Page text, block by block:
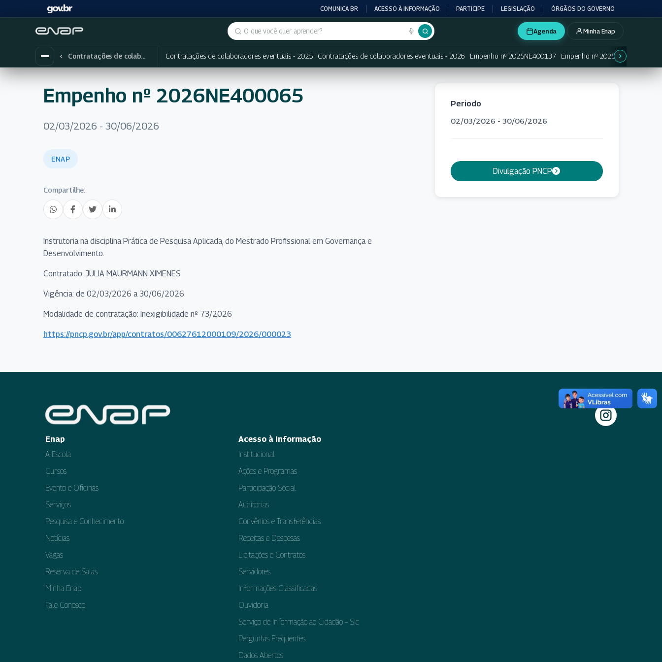
COMUNICA BR ACESSO À INFORMAÇÃO PARTICIPE LEGISLAÇÃO ÓRGÃOS DO GOVERNO
Buscar no portal
Agenda Minha Enap
Contratações de colaboradores eventuais Contratações de colaboradores eventuais - 2025 Contratações de colaboradores eventuais - 2026 Empenho nº 2025NE400137 Empenho nº 2025NE400138
Empenho nº 2026NE400065
02/03/2026 - 30/06/2026
ENAP
Compartilhe:
Instrutoria na disciplina Prática de Pesquisa Aplicada, do Mestrado Profissional em Governança e
Desenvolvimento.
Contratado: JULIA MAURMANN XIMENES
Vigência: de 02/03/2026 a 30/06/2026
Modalidade de contratação: Inexigibilidade nº 73/2026
https://pncp.gov.br/app/contratos/00627612000109/2026/000023
Periodo
02/03/2026 - 30/06/2026
Divulgação PNCP
Enap
A Escola
Cursos
Evento e Oficinas
Serviços
Pesquisa e Conhecimento
Notícias
Vagas
Reserva de Salas
Minha Enap
Fale Conosco
Acesso à Informação
Institucional
Ações e Programas
Participação Social
Auditorias
Convênios e Transferências
Receitas e Despesas
Licitações e Contratos
Servidores
Informações Classificadas
Ouvidoria
Serviço de Informação ao Cidadão – Sic
Perguntas Frequentes
Dados Abertos